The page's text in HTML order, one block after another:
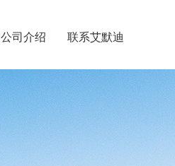
公司介绍 联系艾默迪